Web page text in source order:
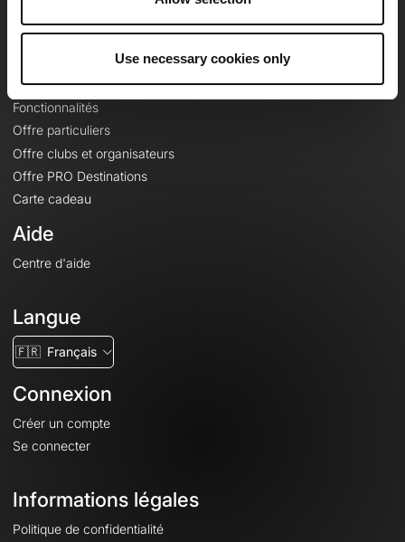
Use necessary cookies only
Le Mag'
Fonds de cartes topographiques
Fonctionnalités
Offre particuliers
Offre clubs et organisateurs
Offre PRO Destinations
Carte cadeau
Aide
Centre d'aide
Langue
🇫🇷 Français
Connexion
Créer un compte
Se connecter
Informations légales
Politique de confidentialité